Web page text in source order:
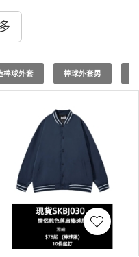
是您日常穿搭的時尚單
風采。
卓越的質量脫穎而出。
力四射的戶外活動，都能
棒球褸，為您的衣櫥增
, 視乎數量而定。
棒球外套 棒球外套男